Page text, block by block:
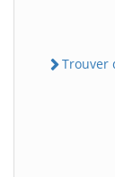
Trouver